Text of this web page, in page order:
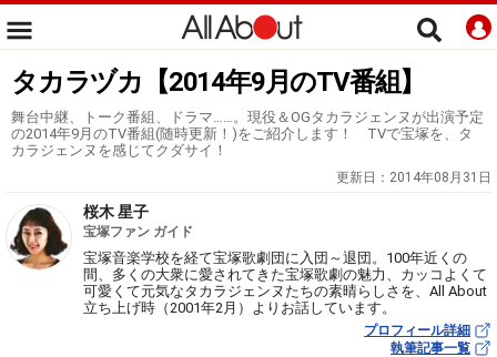
タカラヅカ【2014年9月のTV番組】
舞台中継、トーク番組、ドラマ……。現役＆OGタカラジェンヌが出演予定
の2014年9月のTV番組(随時更新！)をご紹介します！ TVで宝塚を、タ
カラジェンヌを感じてクダサイ！
更新日： 2014年08月31日
桜木 星子
宝塚ファン ガイド
宝塚音楽学校を経て宝塚歌劇団に入団～退団。100年近くの
間、多くの大衆に愛されてきた宝塚歌劇の魅力、カッコよくて
可愛くて元気なタカラジェンヌたちの素晴らしさを、All About
立ち上げ時（2001年2月）よりお話しています。
プロフィール詳細
執筆記事一覧